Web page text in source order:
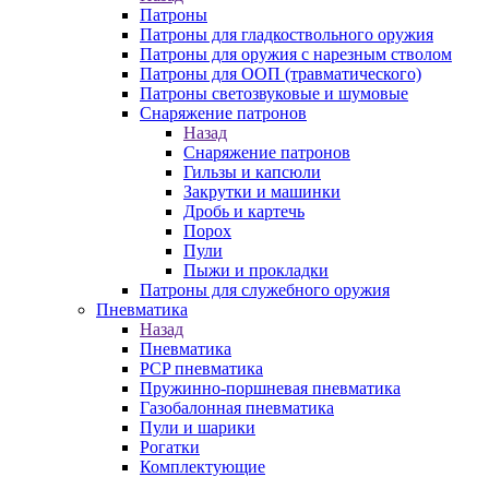
Патроны
Патроны для гладкоствольного оружия
Патроны для оружия с нарезным стволом
Патроны для ООП (травматического)
Патроны светозвуковые и шумовые
Снаряжение патронов
Назад
Снаряжение патронов
Гильзы и капсюли
Закрутки и машинки
Дробь и картечь
Порох
Пули
Пыжи и прокладки
Патроны для служебного оружия
Пневматика
Назад
Пневматика
PCP пневматика
Пружинно-поршневая пневматика
Газобалонная пневматика
Пули и шарики
Рогатки
Комплектующие